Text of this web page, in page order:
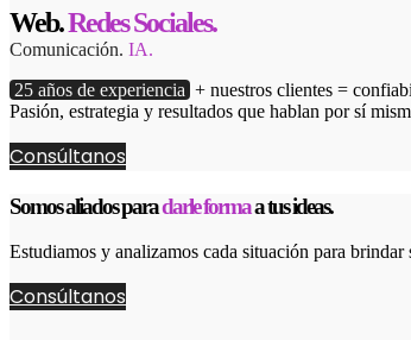
Web.Redes Sociales.
Comunicación. IA.
25 años de experiencia + nuestros clientes =
Pasión, estrategia y resultados que hablan por sí
Consúltanos
Somos aliados paradarle formaa tus ideas.
Estudiamos y analizamos cada situación para
Consúltanos